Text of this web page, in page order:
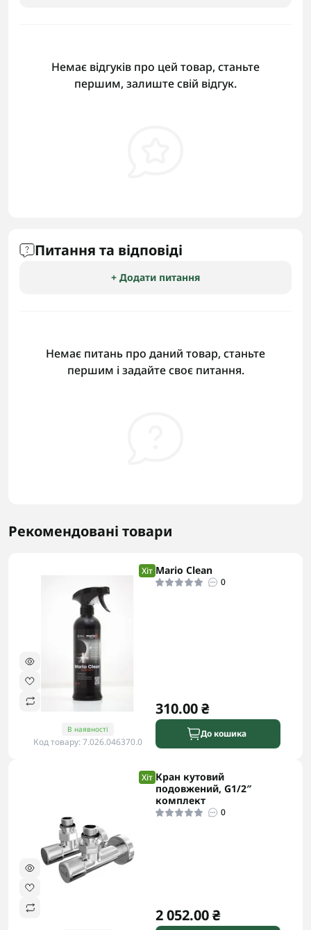
Немає відгуків про цей товар, станьте
першим, залиште свій відгук.
Питання та відповіді
+ Додати питання
Немає питань про даний товар, станьте
першим і задайте своє питання.
Рекомендовані товари
Хіт
В наявності
Код товару: 7.026.046370.0
Mario Clean
0
310.00 ₴
До кошика
Хіт Кран кутовий
подовжений, G1/2″
комплект
0
2 052.00 ₴